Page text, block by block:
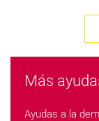
Más
Ayudas a la